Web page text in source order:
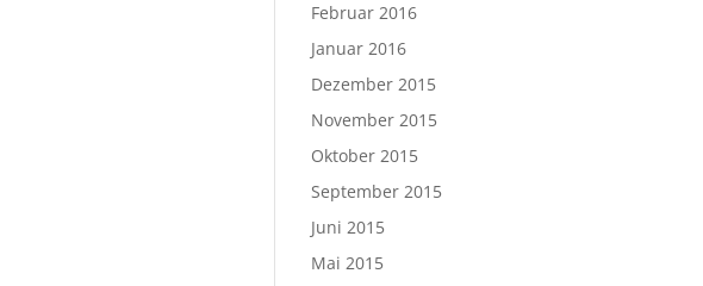
Februar 2016
Januar 2016
Dezember 2015
November 2015
Oktober 2015
September 2015
Juni 2015
Mai 2015